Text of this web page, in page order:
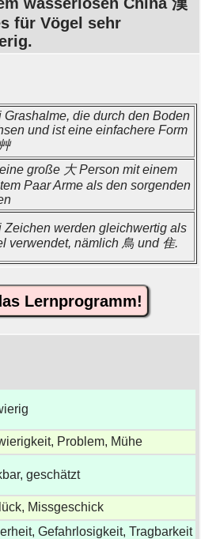
für Vögel sehr
Grashalme, die durch den Boden
und ist eine einfachere Form
große 大 Person mit einem
Paar Arme als den sorgenden
Zeichen werden gleichwertig als
verwendet, nämlich 鳥 und 隹.
Lernprogramm!
Problem, Mühe
geschätzt
Missgeschick
Gefahrlosigkeit, Tragbarkeit